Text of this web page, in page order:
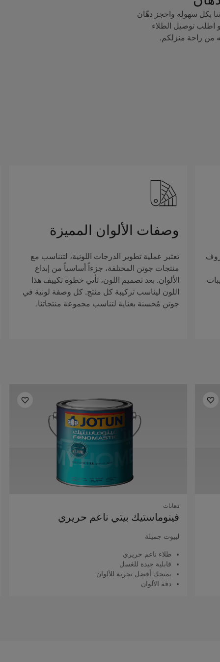
بكل سهوله واحجز دهّان
اطلب توصيل الطلاء
من راحة منزلكم.
وصفات الألوان المميزة
تعتبر عملية تطوير الدرجات اللونية، لتتناسب مع
منتجات جوتن المختلفة، جزءاً أساسياً من إبداع
الألوان. بعد تصميم اللون، تأتي خطوة تكييف هذا
اللون ليناسب تركيبة كل منتج. كل وصفة لونية في
جوتن مُحسنة بعناية لتناسب مجموعة منتجاتنا.
دهانات
فينوماستيك بيتي ناعم حريري
لبيوت جميلة
طلاء ناعم حريري
قابلية جيدة للغسل
يمنحك أفضل تجربة للألوان
دقة الألوان